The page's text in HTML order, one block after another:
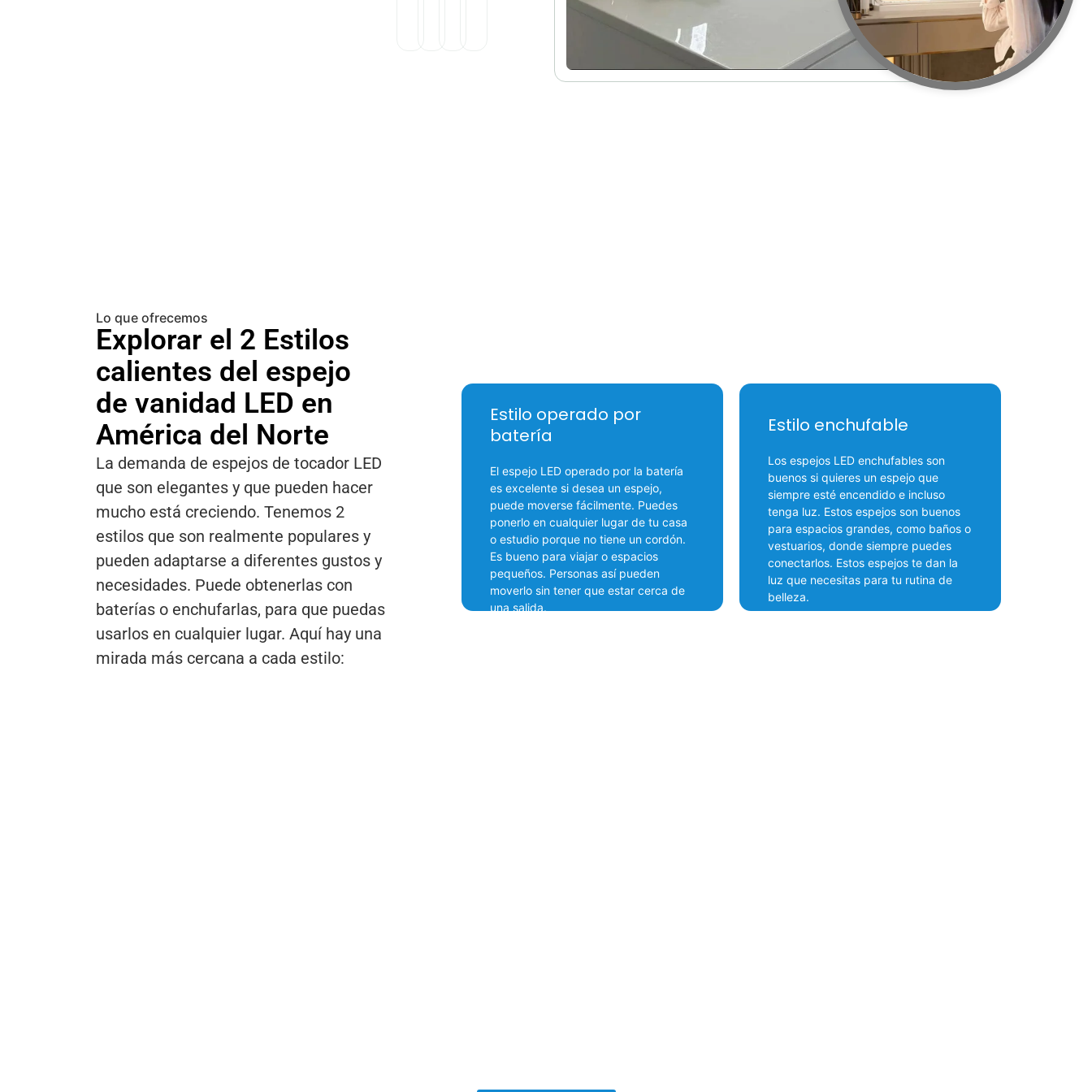
Lo que ofrecemos
Explorar el 2 Estilos
calientes del espejo
de vanidad LED en
América del Norte
La demanda de espejos de tocador LED
que son elegantes y que pueden hacer
mucho está creciendo. Tenemos 2
estilos que son realmente populares y
pueden adaptarse a diferentes gustos y
necesidades. Puede obtenerlas con
baterías o enchufarlas, para que puedas
usarlos en cualquier lugar. Aquí hay una
mirada más cercana a cada estilo:
Estilo operado por
batería
El espejo LED operado por la batería
es excelente si desea un espejo,
puede moverse fácilmente. Puedes
ponerlo en cualquier lugar de tu casa
o estudio porque no tiene un cordón.
Es bueno para viajar o espacios
pequeños. Personas así pueden
moverlo sin tener que estar cerca de
una salida.
Estilo enchufable
Los espejos LED enchufables son
buenos si quieres un espejo que
siempre esté encendido e incluso
tenga luz. Estos espejos son buenos
para espacios grandes, como baños o
vestuarios, donde siempre puedes
conectarlos. Estos espejos te dan la
luz que necesitas para tu rutina de
belleza.